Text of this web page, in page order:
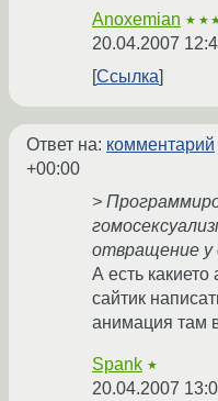
Anoxemian
20.04.2007
Ссылка
Ответ на: комментарий
+00:00
>
отвращение у
А есть
сайтик
анимация там
Spank ★
20.04.2007